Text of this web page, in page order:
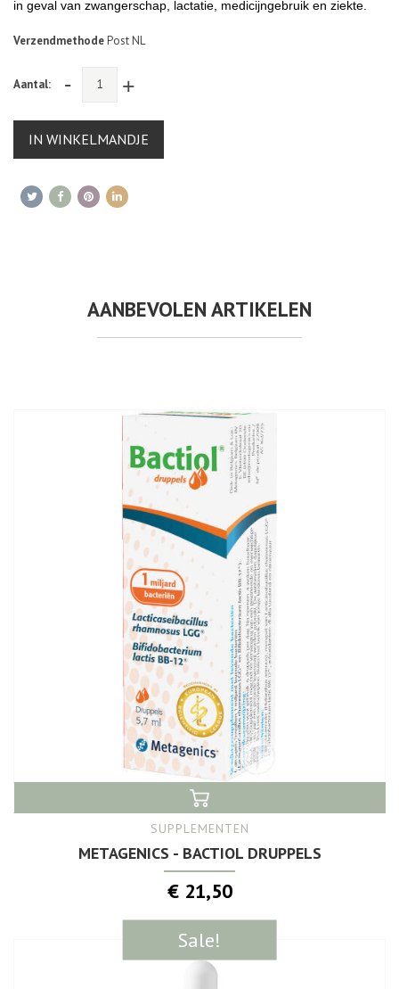
in geval van zwangerschap, lactatie, medicijngebruik en ziekte
VerzendmethodePost NL
Aantal: - +
IN WINKELMANDJE
AANBEVOLEN ARTIKELEN
SUPPLEMENTEN
METAGENICS - BACTIOL DRUPPELS
€ 21,50
Sale!